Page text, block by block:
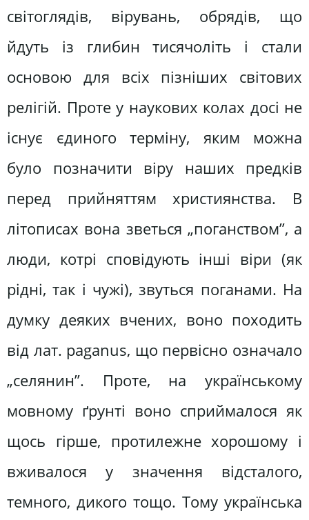
світоглядів, вірувань, обрядів, що
йдуть із глибин тисячоліть і стали
основою для всіх пізніших світових
релігій. Проте у наукових колах досі не
існує єдиного терміну, яким можна
було позначити віру наших предків
перед прийняттям християнства. В
літописах вона зветься „поганством”, а
люди, котрі сповідують інші віри (як
рідні, так і чужі), звуться поганами. На
думку деяких вчених, воно походить
від лат. paganus, що первісно означало
„селянин”. Проте, на українському
мовному ґрунті воно сприймалося як
щось гірше, протилежне хорошому і
вживалося у значення відсталого,
темного, дикого тощо. Тому українська